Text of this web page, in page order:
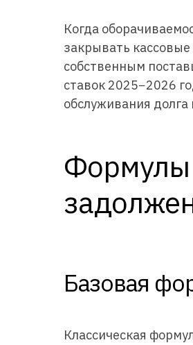
Когда
закрывать
собственным
ставок 2025−2026
обслуживания
Формулы
Базовая
Классическая